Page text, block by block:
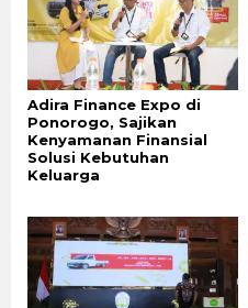
Adira Finance Expo di
Ponorogo, Sajikan
Kenyamanan Finansial
Solusi Kebutuhan
Keluarga